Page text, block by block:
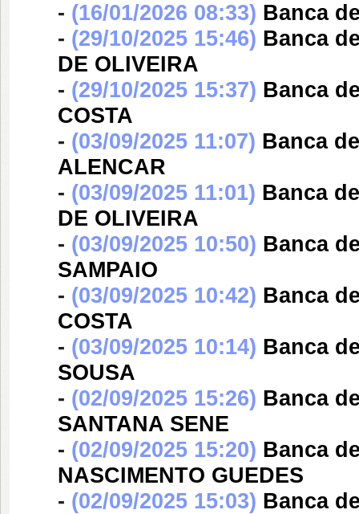
- (16/01/2026 08:33) Banca
- (29/10/2025 15:46) Banca
DE OLIVEIRA
- (29/10/2025 15:37) Banca
COSTA
- (03/09/2025 11:07) Banca
ALENCAR
- (03/09/2025 11:01) Banca
DE OLIVEIRA
- (03/09/2025 10:50) Banca
SAMPAIO
- (03/09/2025 10:42) Banca
COSTA
- (03/09/2025 10:14) Banca
SOUSA
- (02/09/2025 15:26) Banca
SANTANA SENE
- (02/09/2025 15:20) Banca
NASCIMENTO GUEDES
- (02/09/2025 15:03) Banca